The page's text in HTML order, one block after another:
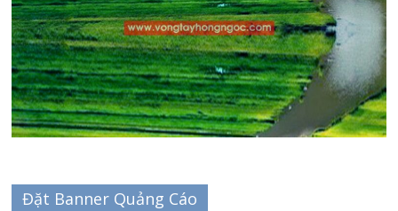
Đặt Banner Quảng Cáo